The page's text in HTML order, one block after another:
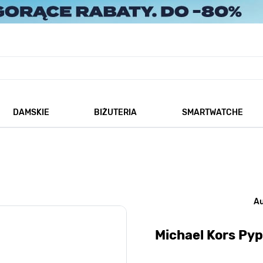
DAMSKIE
BIŻUTERIA
SMARTWATCHE
Michael Kors